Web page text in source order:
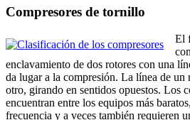
Compresores de tornillo
El
enclavamiento de dos rotores con una
da lugar a la compresión. La línea de un
otro, girando en sentidos opuestos. Los
encuentran entre los equipos más
frecuencia y a veces también requieren